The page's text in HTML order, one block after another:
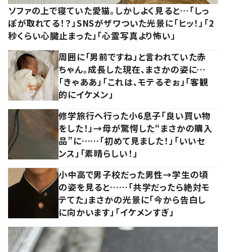
ソファの上で寝ていた愛猫。しかしよく見ると…「しっ
ぽが取れてる！？」SNSがザワついた光景に「ヒッ！」「2
秒くらい心臓止まった」「心霊写真より怖い」
周囲に「男前ですね」と言われていた赤
ちゃん。成長した現在、まさかの姿に…
「きゃああ」「これは、モテるぞぉ」「客観
的にイケメン」
修学旅行へ行った小6息子「良い買い物
をした！」→母が驚愕した“まさかの購入
品”に……「初めて見ました！」「いいセ
ンス」「素晴らしい！」
小中高で男子校だった男性→学生の頃
の姿を見ると……「共学だったら絶対モ
テてた」まさかの光景に「今から告白し
に向かいます」「イケメンすぎ」